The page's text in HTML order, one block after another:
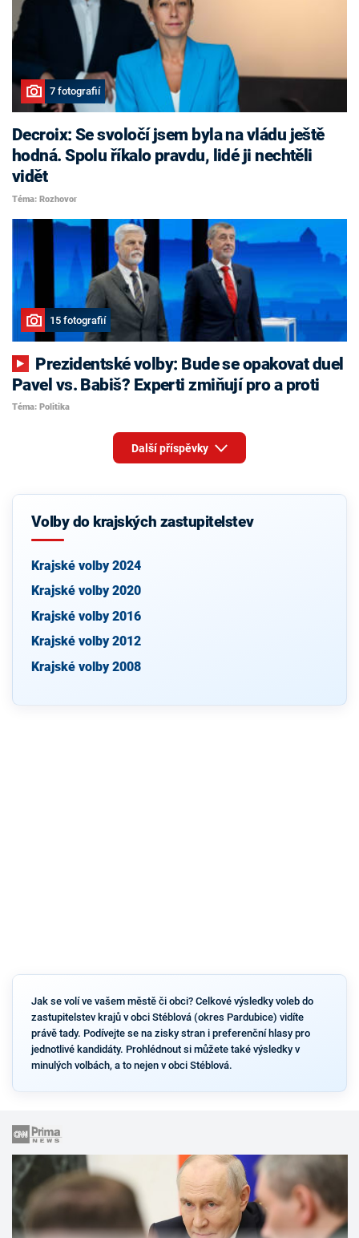
7 fotografií
Decroix: Se svoločí jsem byla na vládu ještě
hodná. Spolu říkalo pravdu, lidé ji nechtěli
vidět
Téma: Rozhovor
15 fotografií
Pavel vs. Babiš? Experti zmiňují pro a proti
Téma: Politika
Další příspěvky
Volby do krajských zastupitelstev
Krajské volby 2024
Krajské volby 2020
Krajské volby 2016
Krajské volby 2012
Krajské volby 2008
Jak se volí ve vašem městě či obci? Celkové výsledky voleb do
zastupitelstev krajů v obci Stéblová (okres Pardubice) vidíte
právě tady. Podívejte se na zisky stran i preferenční hlasy pro
jednotlivé kandidáty. Prohlédnout si můžete také výsledky v
minulých volbách, a to nejen v obci Stéblová.